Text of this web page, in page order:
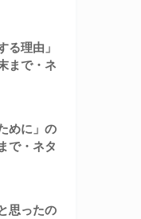
る理由」
まで・ネ
めに」の
で・ネタ
思ったの